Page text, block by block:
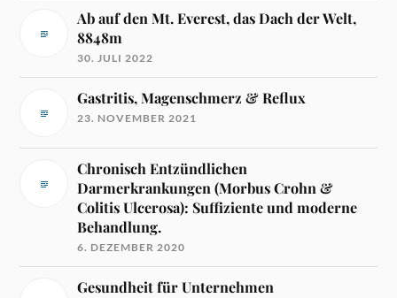
Ab auf den Mt. Everest, das Dach der Welt,
8848m
30. JULI 2022
Gastritis, Magenschmerz & Reflux
23. NOVEMBER 2021
Chronisch Entzündlichen
Darmerkrankungen (Morbus Crohn &
Colitis Ulcerosa): Suffiziente und moderne
Behandlung.
6. DEZEMBER 2020
Gesundheit für Unternehmen